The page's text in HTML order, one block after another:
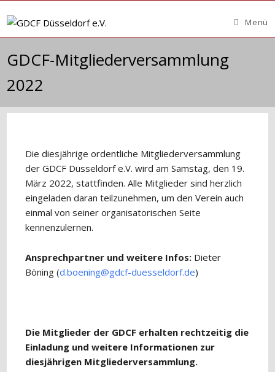
Inhalt
Menü
GDCF-Mitgliederversammlung
2022
Die diesjährige ordentliche Mitgliederversammlung
der GDCF Düsseldorf e.V. wird am Samstag, den 19.
März 2022, stattfinden. Alle Mitglieder sind herzlich
eingeladen daran teilzunehmen, um den Verein auch
einmal von seiner organisatorischen Seite
kennenzulernen.
Ansprechpartner und weitere Infos: Dieter
Böning (d.boening@gdcf-duesseldorf.de)
Die Mitglieder der GDCF erhalten rechtzeitig die
Einladung und weitere Informationen zur
diesjährigen Mitgliederversammlung.